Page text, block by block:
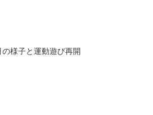
の様子と運動遊び再開